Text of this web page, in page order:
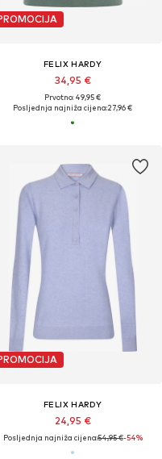
FELIX HARDY
34,95 €
Prvotno: 49,95 €
Posljednja najniža cijena:27,96 €
FELIX HARDY
24,95 €
Posljednja najniža cijena:54,95 €-54%